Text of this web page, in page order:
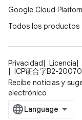
Google Cloud
Todos los productos
Privacidad Licencia
ICP证合字B2-
Recibe noticias y
electrónico